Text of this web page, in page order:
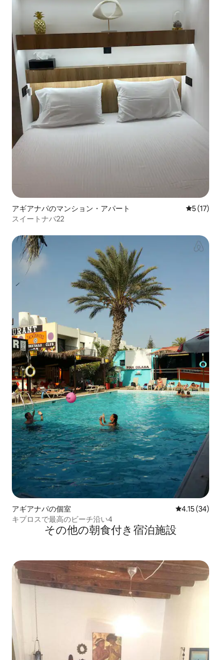
アギアナパのマンション・アパート レビュー
5 (17)
スイートナパ22
アギアナパの個室 レビュー34
4.15 (34)
キプロスで最高のビーチ沿い4
その他の朝食付き宿泊施設